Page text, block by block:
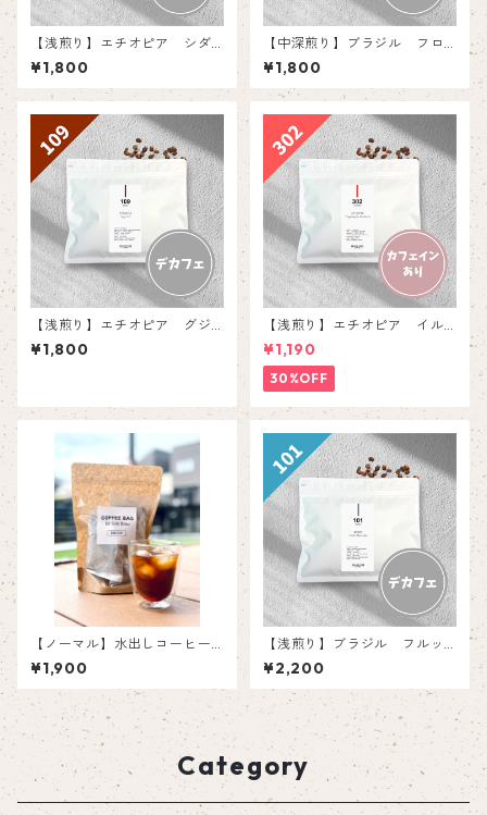
【浅煎り】エチオピア シダ
モG3 【150g】
¥1,800
【中深煎り】ブラジル フロ
ラータ 【150g】
¥1,800
【浅煎り】エチオピア グジG
2 【150g】
¥1,800
【浅煎り】エチオピア イル
ガチェフェG1 チェルチェレ
【150g】
¥1,190
30%OFF
【ノーマル】水出しコーヒー
バッグ(5個入り)
¥1,900
【浅煎り】ブラジル フルッ
タメルカドン 【150g】
¥2,200
Category